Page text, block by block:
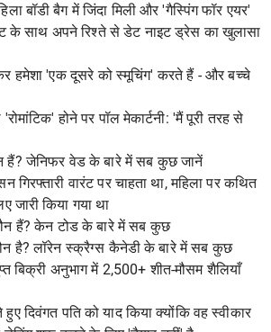
बॉडी बैग में जिंदा मिली और 'गैस्पिंग फॉर एयर'
के साथ अपने रिश्ते से डेट नाइट ड्रेस का खुलासा
हमेशा 'एक दूसरे को स्मूचिंग' करते हैं - और बच्चे
होने पर पॉल मेकार्टनी: 'मैं पूरी तरह से
हैं? जेनिफर वेड के बारे में सब कुछ जानें
गिरफ्तारी वारंट पर चाहता था, महिला पर कथित
जारी किया गया था
हैं? केन टोड के बारे में सब कुछ
है? लॉरेन स्क्रैग्स कैनेडी के बारे में सब कुछ
बिक्री अनुभाग में 2,500+ शीत-मौसम शैलियाँ
दिवंगत पति को याद किया क्योंकि वह स्वीकार